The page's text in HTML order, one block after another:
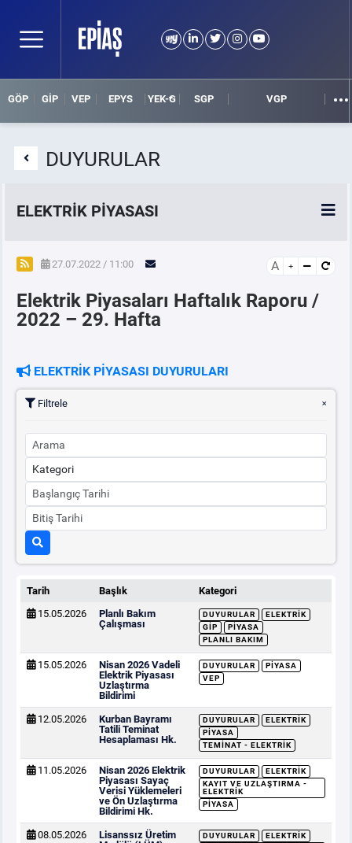
GÖP GİP VEP EPYS YEK-G SGP VGP
DUYURULAR
ELEKTRİK PİYASASI
SPOT ELEKTRİK PİYASALARI
ÖRNEK FİNANS BELGELERİ
PİYASAKAYITSÜRECİ
SERBEST TÜKETİCİ
MALİ UZLAŞTIRMA
TEMİNAT
BÜLTENLER
DUYURULAR
BT HİZMET YÖNETİM SİSTEMİ POLİTİKAMIZ
27.07.2022 / 11:00 A
Elektrik Piyasaları Haftalık Raporu /
2022 – 29. Hafta
ELEKTRİK PİYASASI DUYURULARI
Filtrele
Tarih Başlık
Kategori
15.05.2026
Planlı Bakım
Çalışması
DUYURULAR
ELEKTRIK
GİP
PIYASA
PLANLI BAKIM
15.05.2026
Nisan 2026 Vadeli
Elektrik Piyasası
Uzlaştırma
Bildirimi
DUYURULAR
PIYASA
VEP
12.05.2026
Kurban Bayramı
Tatili Teminat
Hesaplaması Hk.
DUYURULAR
ELEKTRIK
PIYASA
TEMINAT - ELEKTRIK
11.05.2026
Nisan 2026 Elektrik
Piyasası Sayaç
Verisi Yüklemeleri
ve Ön Uzlaştırma
Bildirimi Hk.
DUYURULAR
ELEKTRIK
KAYIT VE UZLAŞTIRMA -
ELEKTRIK
PIYASA
08.05.2026
Lisanssız Üretim
DUYURULAR
ELEKTRIK